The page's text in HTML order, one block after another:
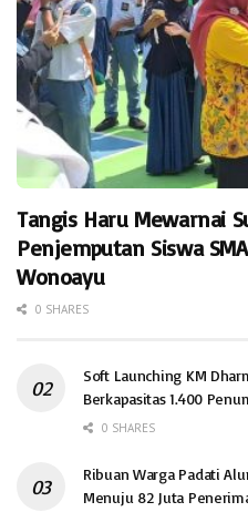
Tangis Haru Mewarnai
Penjemputan Siswa
Wonoayu
0 SHARES
Soft Launching KM
Berkapasitas 1.400
0 SHARES
Ribuan Warga Padati
Menuju 82 Juta